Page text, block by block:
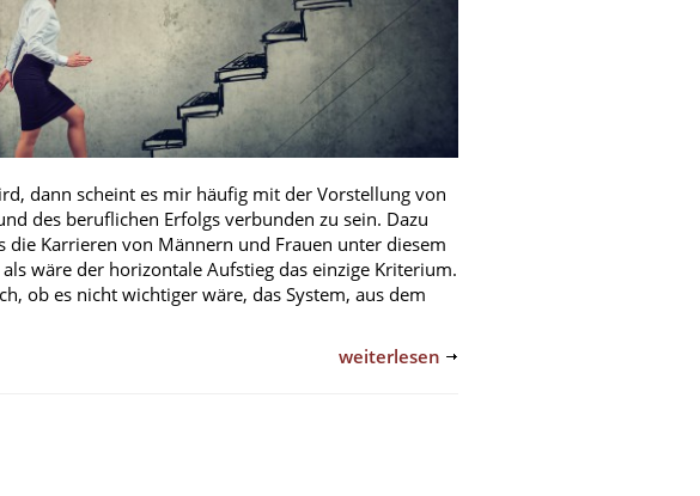
dann scheint es mir häufig mit der Vorstellung von
des beruflichen Erfolgs verbunden zu sein. Dazu
die Karrieren von Männern und Frauen unter diesem
wäre der horizontale Aufstieg das einzige Kriterium.
ob es nicht wichtiger wäre, das System, aus dem
weiterlesen